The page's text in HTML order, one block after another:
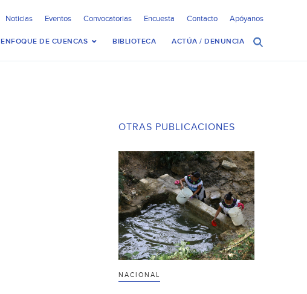
Noticias Eventos Convocatorias Encuesta Contacto Apóyanos
ENFOQUE DE CUENCAS BIBLIOTECA ACTÚA / DENUNCIA
OTRAS PUBLICACIONES
NACIONAL